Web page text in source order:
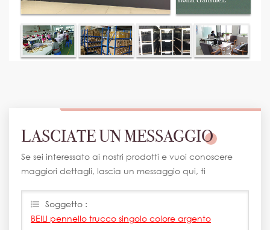
LASCIATE UN MESSAGGIO
Se sei interessato ai nostri prodotti e vuoi conoscere
maggiori dettagli, lascia un messaggio qui, ti
Soggetto :
BEILI pennello trucco singolo colore argento